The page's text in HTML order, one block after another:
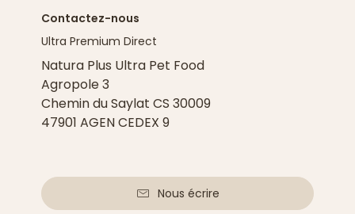
Contactez-nous
Ultra Premium Direct
Natura Plus Ultra Pet Food
Agropole 3
Chemin du Saylat CS 30009
47901 AGEN CEDEX 9
Nous écrire